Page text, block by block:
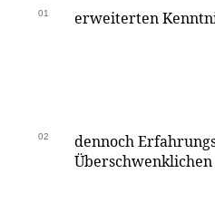
01 erweiterten
02
dennoch
Überschwenklichen